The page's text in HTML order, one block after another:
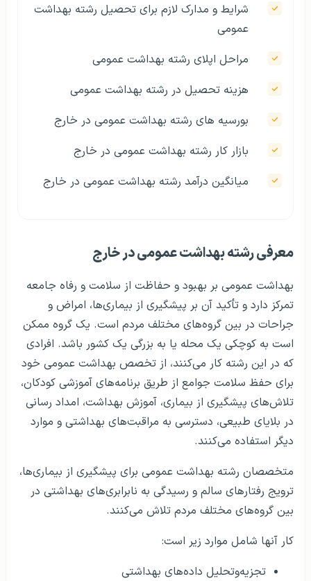
شرایط و مدارک لازم برای تحصیل رشته بهداشت
عمومی
مراحل اپلای رشته بهداشت عمومی
هزینه تحصیل در رشته بهداشت عمومی
بورسیه های رشته بهداشت عمومی در خارج
بازار کار رشته بهداشت عمومی در خارج
میانگین درآمد رشته بهداشت عمومی در خارج
معرفی رشته بهداشت عمومی در خارج
بهداشت عمومی بر بهبود و حفاظت از سلامت و رفاه جامعه
تمرکز دارد و تأکید آن بر پیشگیری از بیماری‌ها، امراض و
جراحات در بین گروه‌های مختلف مردم است. یک گروه ممکن
است به کوچکی یک محله یا به بزرگی یک کشور باشد. افرادی
که در این رشته کار می‌کنند، از تخصص بهداشت عمومی خود
برای حفظ سلامت جوامع از طریق برنامه‌های آموزشی کودکان،
تلاش‌های پیشگیری از بیماری، آموزش بهداشت، امداد رسانی
در بلایای طبیعی، دسترسی به مراقبت‌های بهداشتی و موارد
دیگر استفاده می‌کنند.
متخصصان رشته بهداشت عمومی برای پیشگیری از بیماری‌ها،
ترویج رفتارهای سالم و رسیدگی به نابرابری‌های بهداشتی در
بین گروه‌های مختلف مردم تلاش می‌کنند.
کار آنها شامل موارد زیر است:
تجزیه‌وتحلیل داده‌های بهداشتی